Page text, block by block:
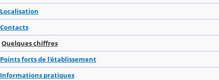
Localisation
Contacts
Quelques chiffres
Points forts de l'établissement
Informations pratiques